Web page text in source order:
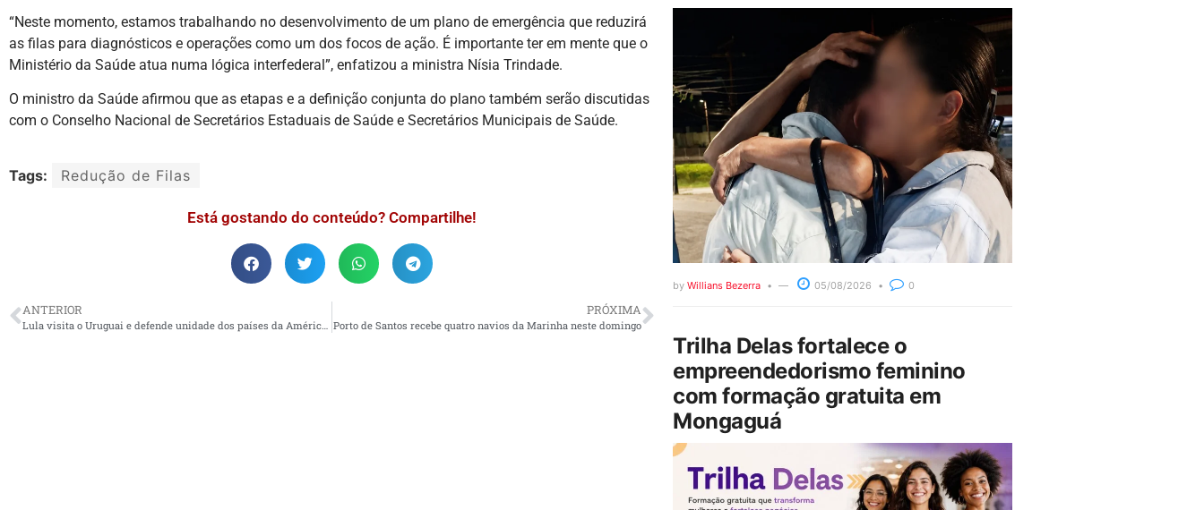
“Neste momento, estamos trabalhando no desenvolvimento de um plano de emergência que reduzirá
as filas para diagnósticos e operações como um dos focos de ação. É importante ter em mente que o
Ministério da Saúde atua numa lógica interfederal”, enfatizou a ministra Nísia Trindade.
O ministro da Saúde afirmou que as etapas e a definição conjunta do plano também serão discutidas
com o Conselho Nacional de Secretários Estaduais de Saúde e Secretários Municipais de Saúde.
Tags: Redução de Filas
Está gostando do conteúdo? Compartilhe!
ANTERIOR PRÓXIMA
Porto de Santos recebe quatro navios da Marinha neste domingo
by Willians Bezerra 05/08/2026 0
Trilha Delas fortalece o
empreendedorismo feminino
com formação gratuita em
Mongaguá